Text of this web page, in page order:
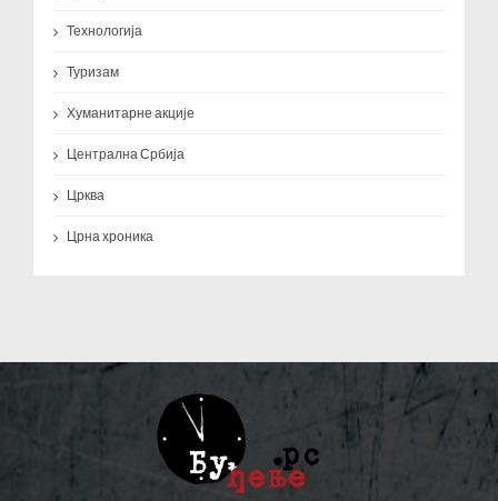
Технологија
Туризам
Хуманитарне акције
Централна Србија
Црква
Црна хроника